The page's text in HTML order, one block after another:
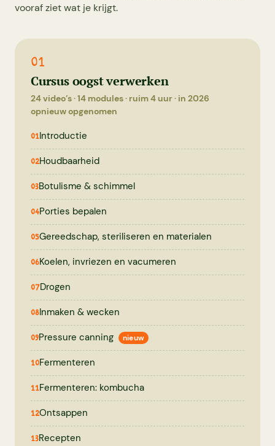
vooraf ziet wat je krijgt.
01
Cursus oogst verwerken
24 video’s · 14 modules · ruim 4 uur · in 2026
opnieuw opgenomen
01Introductie
02Houdbaarheid
03Botulisme & schimmel
04Porties bepalen
05Gereedschap, steriliseren en materialen
06Koelen, invriezen en vacumeren
07Drogen
08Inmaken & wecken
09Pressure canning nieuw
10Fermenteren
11Fermenteren: kombucha
12Ontsappen
13Recepten